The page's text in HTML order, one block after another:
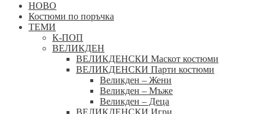
НОВО
Костюми по поръчка
ТЕМИ
К-ПОП
ВЕЛИКДЕН
ВЕЛИКДЕНСКИ Маскот костюми
ВЕЛИКДЕНСКИ Парти костюми
Великден – Жени
Великден – Мъже
Великден – Деца
ВЕЛИКДЕНСКИ Игри